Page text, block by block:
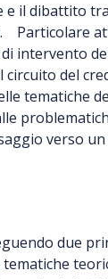
e il dibattito
Particolare
intervento
del
tematiche
verso
due